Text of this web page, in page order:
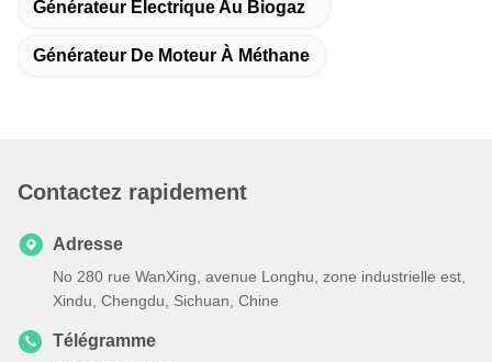
Générateur Électrique Au Biogaz
Générateur De Moteur À Méthane
Contactez rapidement
Adresse
No 280 rue WanXing, avenue Longhu, zone industrielle est,
Xindu, Chengdu, Sichuan, Chine
Télégramme